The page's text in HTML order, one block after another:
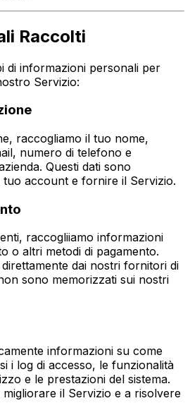
Raccolti
di informazioni personali per
Servizio:
raccogliamo il tuo nome,
numero di telefono e
Questi dati sono
account e fornire il Servizio.
raccogliiamo informazioni
o altri metodi di pagamento.
dai nostri fornitori di
sono memorizzati sui nostri
informazioni su come
i log di accesso, le funzionalità
e le prestazioni del sistema.
migliorare il Servizio e a risolvere